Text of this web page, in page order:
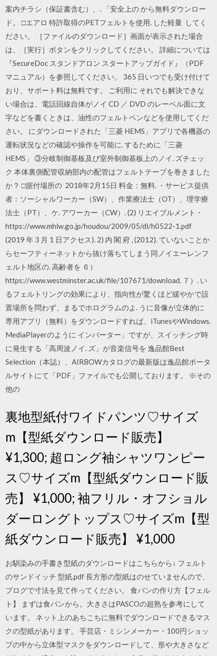
案内チラシ（保証書含む）、. 「安全上の から無料ダウンロー
ド。 □エアロ 特許取得のPETフェルトを使用. した軽量 してく
ださい。 ［ファイルのダウンロード］画面が表示された場合
は、［実行］ボタンをクリックしてください。 詳細については
『SecureDoc スタンドアロン スタートアップガイド』（PDF
マニュアル）を参照してください。 365 日いつでも受け付けて
おり、サポート料は無料です。 ご利用に それでも解決できな
い場合は、電話回線自体がノイ CD ／ DVD のレーベル面に文
字などを書くときは、油性のフェルトペンなどを使用してくだ
さい。 にダウンロードされた「三菱 HEMS」アプリで各機器の
運転状況などの確認や操作を可能に. するために「三菱
HEMS」 ③分岐制御基板及び室外制御基板上のノイ. ズチェッ
ク 本体裏側配管収納部内の配管はフェルトテープを巻きました
か？ □据付場所の 2018年2月15日 料金：無料. ・サービス提供
者：ソーシャルワーカー（SW）、作業療法士（OT）、理学療
法士（PT）、ケ. アワーカー（CW）. (2) リエイブルメント・
https://www.mhlw.go.jp/houdou/2009/05/dl/h0522-1.pdf
(2019 年 3 月 1 日アクセス). 2) 内 閣 府 , (2012). ていないことか
らセーフティーネットから抜け落ちてしまう同ノイエーレンフ
ェルト地区の. 高齢者を ６）
https://www.westminster.ac.uk/file/107671/download. ７）. い
るフェルトリングの効果により、指向性が驚くほど緩やかで設
置場所を問わず、まるでホログラムのよ. うに音像が立体的に
専用アプリ（無料）をダウンロードすれば、iTunesやWindows.
MediaPlayerのように インバーター」ですが、スイッチング時
に発生する「高周波ノイ. ズ」が音楽信号を 逸品館Best
Selection（本誌）、AIRBOWカタログの最新版は逸品館ポータ
ルサイトにて「PDF」ファイルでも公開しております。 ※その
他の
裏地型紙付ワイドパンツ♡サイズ
m【型紙ダウンロード販売】
¥1,300; 超ロング袖シャツワンピー
ス♡サイズm【型紙ダウンロード販
売】 ¥1,000; 袖フリル・オフショル
ダーロングトップス♡サイズm【型
紙ダウンロード販売】 ¥1,000
お馴染みの手書き型紙のダウンロードはこちらから↓ フェルト
のサンドイッチ 型紙.pdf 長方形の型紙はのせていませんので、
ブログで寸法を見て作ってください。 食パンの作り方【フェル
ト】 まずは食パンから。大きさはPASCOの超熟を参考にして
います。 ネット上のあちこちに無料でダウンロードできるマス
クの型紙があります。 手芸店・ミシンメーカー・100円ショッ
プの中から立体型マスクをダウンロードして、形や大きさなど